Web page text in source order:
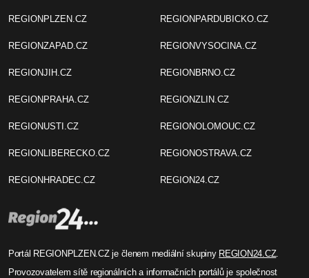
REGIONPLZEN.CZ
REGIONZAPAD.CZ
REGIONJIH.CZ
REGIONPRAHA.CZ
REGIONUSTI.CZ
REGIONLIBERECKO.CZ
REGIONHRADEC.CZ
REGIONPARDUBICKO.CZ
REGIONVYSOCINA.CZ
REGIONBRNO.CZ
REGIONZLIN.CZ
REGIONOLOMOUC.CZ
REGIONOSTRAVA.CZ
REGION24.CZ
Portál REGIONPLZEN.CZ je členem mediální skupiny REGION24.CZ.
Provozovatelem sítě regionálních a informačních portálů je společnost